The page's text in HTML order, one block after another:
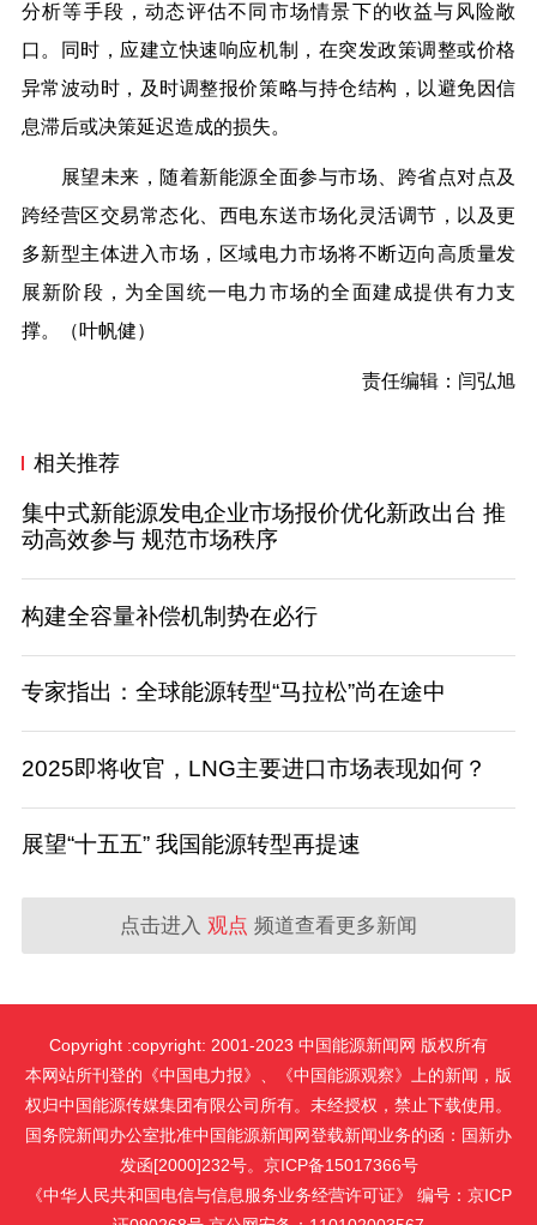
分析等手段，动态评估不同市场情景下的收益与风险敞
口。同时，应建立快速响应机制，在突发政策调整或价格
异常波动时，及时调整报价策略与持仓结构，以避免因信
息滞后或决策延迟造成的损失。
展望未来，随着新能源全面参与市场、跨省点对点及
跨经营区交易常态化、西电东送市场化灵活调节，以及更
多新型主体进入市场，区域电力市场将不断迈向高质量发
展新阶段，为全国统一电力市场的全面建成提供有力支
撑。（叶帆健）
责任编辑：闫弘旭
相关推荐
集中式新能源发电企业市场报价优化新政出台 推
动高效参与 规范市场秩序
构建全容量补偿机制势在必行
专家指出：全球能源转型“马拉松”尚在途中
2025即将收官，LNG主要进口市场表现如何？
展望“十五五” 我国能源转型再提速
点击进入 观点 频道查看更多新闻
Copyright :copyright: 2001-2023 中国能源新闻网 版权所有
本网站所刊登的《中国电力报》、《中国能源观察》上的新闻，版
权归中国能源传媒集团有限公司所有。未经授权，禁止下载使用。
国务院新闻办公室批准中国能源新闻网登载新闻业务的函：国新办
发函[2000]232号。京ICP备15017366号
《中华人民共和国电信与信息服务业务经营许可证》 编号：京ICP